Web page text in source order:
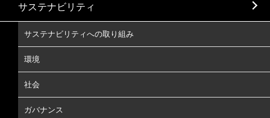
サステナビリティ
サステナビリティへの取り組み
環境
社会
ガバナンス